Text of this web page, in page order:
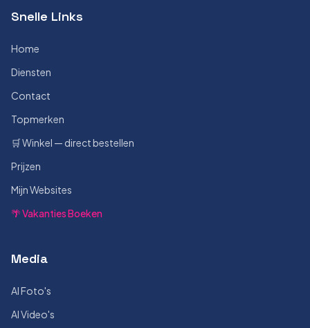
Snelle Links
Home
Diensten
Contact
Topmerken
🛒 Winkel — direct bestellen
Prijzen
Mijn Websites
🌴 Vakanties Boeken
Media
AI Foto's
AI Video's